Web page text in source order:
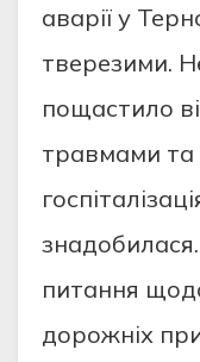
аварії у
тверезими.
пощастило
травмами
питання
дорожніх